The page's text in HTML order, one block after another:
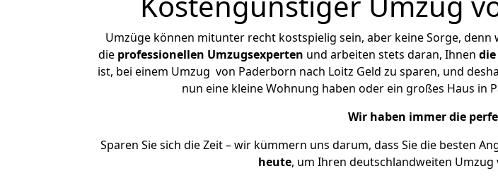
Umzüge können mitunter recht kostspielig sein, aber keine Sorge, denn
die professionellen Umzugsexperten und arbeiten stets daran, Ihnen
ist, bei einem Umzug von Paderborn nach Loitz Geld zu sparen, und
nun eine kleine Wohnung haben oder ein großes Haus in
Wir haben immer die
Sparen Sie sich die Zeit – wir kümmern uns darum, dass Sie die besten
heute, um Ihren deutschlandweiten